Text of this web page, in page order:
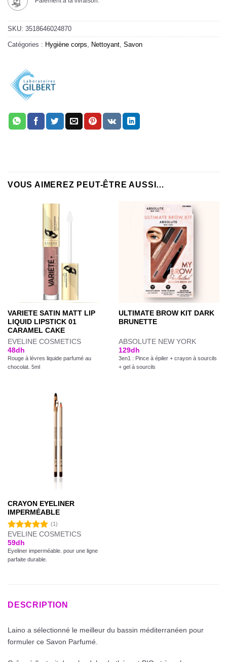
SKU: 3518646024870
Catégories : Hygiène corps, Nettoyant, Savon
VOUS AIMEREZ PEUT-ÊTRE AUSSI…
VARIETE SATIN MATT LIP
LIQUID LIPSTICK 01
CARAMEL CAKE
EVELINE COSMETICS
48dh
Rouge à lèvres liquide parfumé au
chocolat. 5ml
ULTIMATE BROW KIT DARK
BRUNETTE
ABSOLUTE NEW YORK
129dh
3en1 : Pince à épiler + crayon à sourcils
+ gel à sourcils
CRAYON EYELINER
IMPERMÉABLE
Note5.00
sur 5
(1)
EVELINE COSMETICS
59dh
Eyeliner imperméable. pour une ligne
parfaite durable.
DESCRIPTION
Laino a sélectionné le meilleur du bassin méditerranéen pour
formuler ce Savon Parfumé.